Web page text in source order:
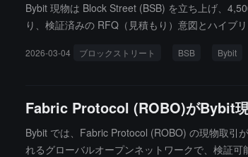
Bybit 現物は Block Street (BSB) を立ち上げ、
り、検証済みの RFQ（見積もり）意図とハイブ
2026-03-04 ブロックストリート BSB Bybit
Fabric Protocol (ROBO)がBybit
Bybit では、Fabric Protocol (ROBO) の現物取引
れるグローバルオープンネットワークで、検証